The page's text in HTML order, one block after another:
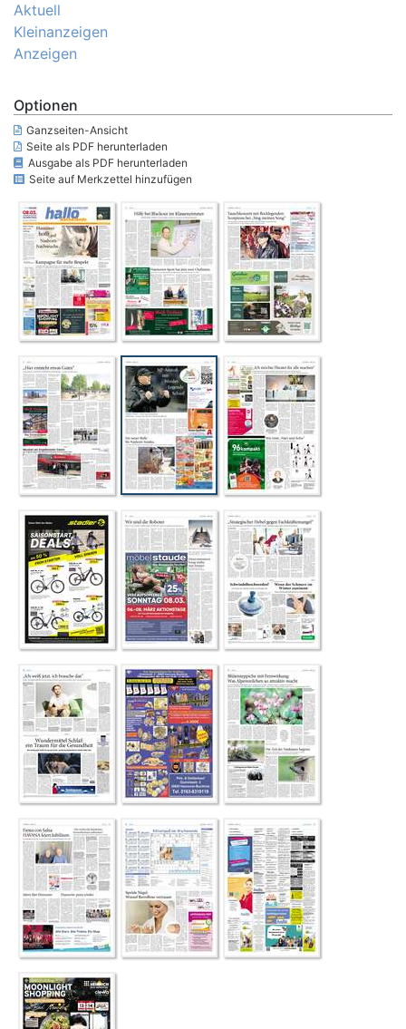
Aktuell
Kleinanzeigen
Anzeigen
Optionen
Ganzseiten-Ansicht
Seite als PDF herunterladen
Ausgabe als PDF herunterladen
Seite auf Merkzettel hinzufügen